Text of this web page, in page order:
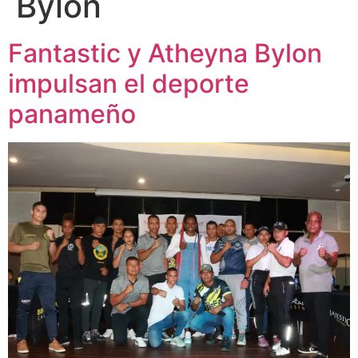
Fantastic y Atheyna Bylon
impulsan el deporte
panameño